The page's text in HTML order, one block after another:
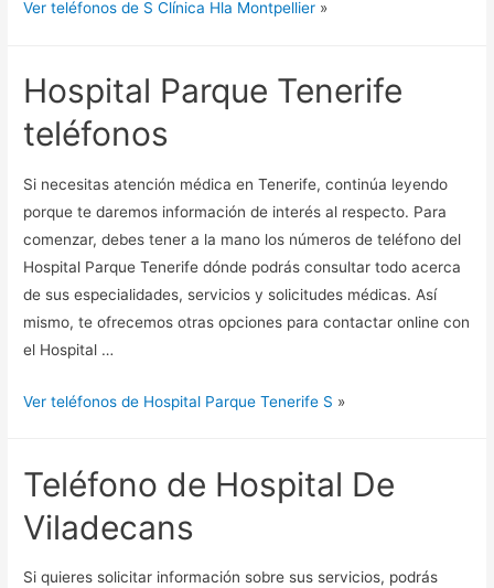
Ver teléfonos de S Clínica Hla Montpellier »
Hospital Parque Tenerife
teléfonos
Si necesitas atención médica en Tenerife, continúa leyendo
porque te daremos información de interés al respecto. Para
comenzar, debes tener a la mano los números de teléfono del
Hospital Parque Tenerife dónde podrás consultar todo acerca
de sus especialidades, servicios y solicitudes médicas. Así
mismo, te ofrecemos otras opciones para contactar online con
el Hospital …
Ver teléfonos de Hospital Parque Tenerife S »
Teléfono de Hospital De
Viladecans
Si quieres solicitar información sobre sus servicios, podrás